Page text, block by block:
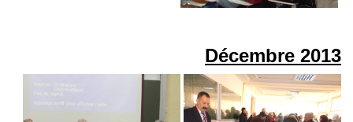
Décembre 2013